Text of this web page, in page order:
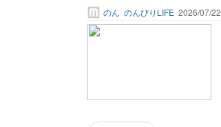
のん のんびりLIFE 2026/07/